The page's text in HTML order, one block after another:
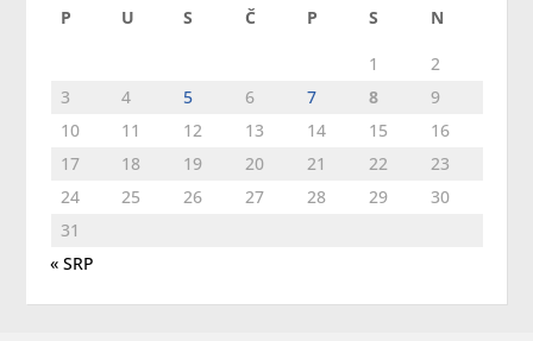
P U S Č P S N
1
2
3
4 5 6 7 8
9
10
11 12 13 14 15
16
17
18 19 20 21 22
23
24
25 26 27 28 29
30
31
« SRP